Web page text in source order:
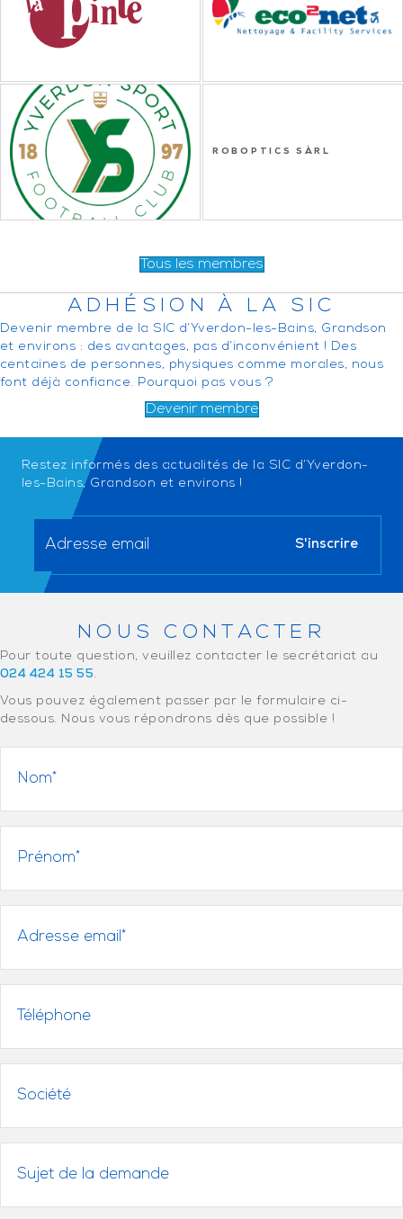
ROBOPTICS SÀRL
Tous les membres
ADHÉSION À LA SIC
Devenir membre de la SIC d’Yverdon-les-Bains, Grandson
et environs : des avantages, pas d’inconvénient ! Des
centaines de personnes, physiques comme morales, nous
font déjà confiance. Pourquoi pas vous ?
Devenir membre
Restez informés des actualités de la SIC d’Yverdon-
les-Bains, Grandson et environs !
NOUS CONTACTER
Pour toute question, veuillez contacter le secrétariat au
024 424 15 55.
Vous pouvez également passer par le formulaire ci-
dessous. Nous vous répondrons dès que possible !